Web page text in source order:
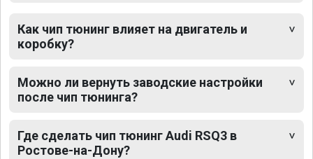
Как чип тюнинг влияет на двигатель и
коробку?
Можно ли вернуть заводские настройки
после чип тюнинга?
Где сделать чип тюнинг Audi RSQ3 в
Ростове-на-Дону?